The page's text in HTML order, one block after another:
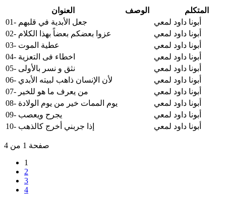
العنوان الوصف
المتكلم
01- جعل الأبدية في قلبهم
أبونا داود لمعي
02- عزوا بعضكم بعضاً بهذا الكلام
أبونا داود لمعي
03- عطية الموت
أبونا داود لمعي
04- اخطاء فى التعزية
أبونا داود لمعي
05- نثق و نسر بالأولى
أبونا داود لمعي
06- لأن الإنسان ذاهب لبيته الأبدي
أبونا داود لمعي
07- من يعرف ما هو للخير
أبونا داود لمعي
08- يوم الممات خير من يوم الولادة
أبونا داود لمعي
09- يجرح ويعصب
أبونا داود لمعي
10- إذا جربني أخرج كالذهب
أبونا داود لمعي
صفحة 1 من 4
1
2
3
4